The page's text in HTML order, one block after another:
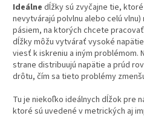
Ideálne dĺžky sú zvyčajne tie, ktoré
nevytvárajú polvlnu alebo celú
pásiem, na ktorých chcete
dĺžky môžu vytvárať vysoké
viesť k iskreniu a iným problémom.
strane distribuujú napätie a prúd
drôtu, čím sa tieto problémy
Tu je niekoľko ideálnych dĺžok pre
ktoré sú uvedené v metrických aj